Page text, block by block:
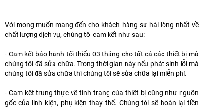
Với mong muốn mang đến cho khách hàng sự hài lòng nhất về
chất lượng dịch vụ, chúng tôi cam kết như sau:
- Cam kết bảo hành tối thiểu 03 tháng cho tất cả các thiết bị mà
chúng tôi đã sửa chữa. Trong thời gian này nếu phát sinh lỗi mà
chúng tôi đã sửa chữa thì chúng tôi sẽ sửa chữa lại miễn phí.
- Cam kết trung thực về tình trạng của thiết bị cũng như nguồn
gốc của linh kiện, phụ kiện thay thế. Chúng tôi sẽ hoàn lại tiền